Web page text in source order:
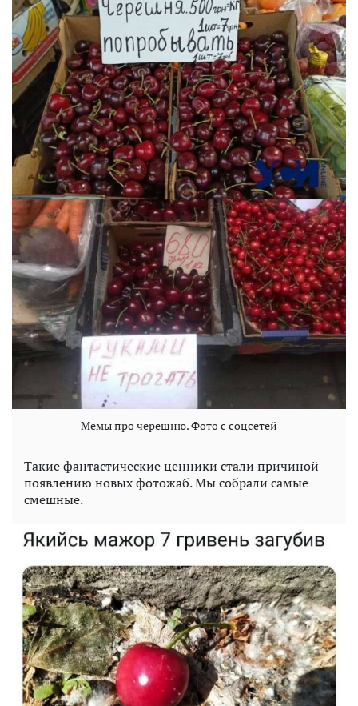
Мемы про черешню. Фото с соцсетей
Такие фантастические ценники стали причиной
появлению новых фотожаб. Мы собрали самые
смешные.